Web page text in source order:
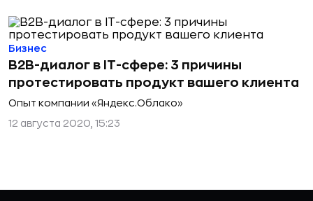
B2B-диалог в IT-сфере: 3 причины
протестировать продукт вашего клиента
Опыт компании «Яндекс.Облако»
Бизнес
12 августа 2020, 15:23